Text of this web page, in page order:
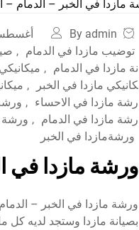
By admin أغسطس 22,
توضيب مازدا في الدمام ,
نة مازدا في الدمام ,
كانيكي مازدا في الخبر
,
رشة مازدا في الاحساء ,
رشة مازدا في الدمام , ورشة
ورشةمازدا في الخبر
ورشة مازدا في
ورشة مازدا في الخبر –
بصيانة مازدا وستجد لديه